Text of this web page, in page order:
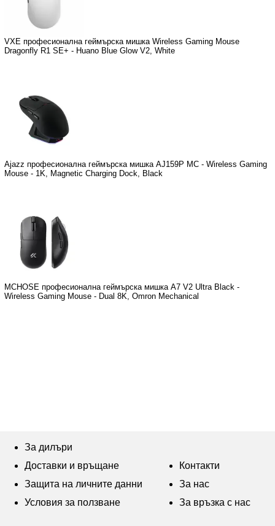
VXE професионална геймърска мишка Wireless Gaming Mouse
Dragonfly R1 SE+ - Huano Blue Glow V2, White
Ajazz професионална геймърска мишка AJ159P MC - Wireless Gaming
Mouse - 1K, Magnetic Charging Dock, Black
MCHOSE професионална геймърска мишка A7 V2 Ultra Black -
Wireless Gaming Mouse - Dual 8K, Omron Mechanical
За дилъри
Доставки и връщане
Защита на личните данни
Условия за ползване
Контакти
За нас
За връзка с нас